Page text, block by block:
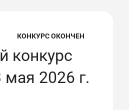
КОНКУРС ОКОНЧЕН
конкурс
мая 2026 г.